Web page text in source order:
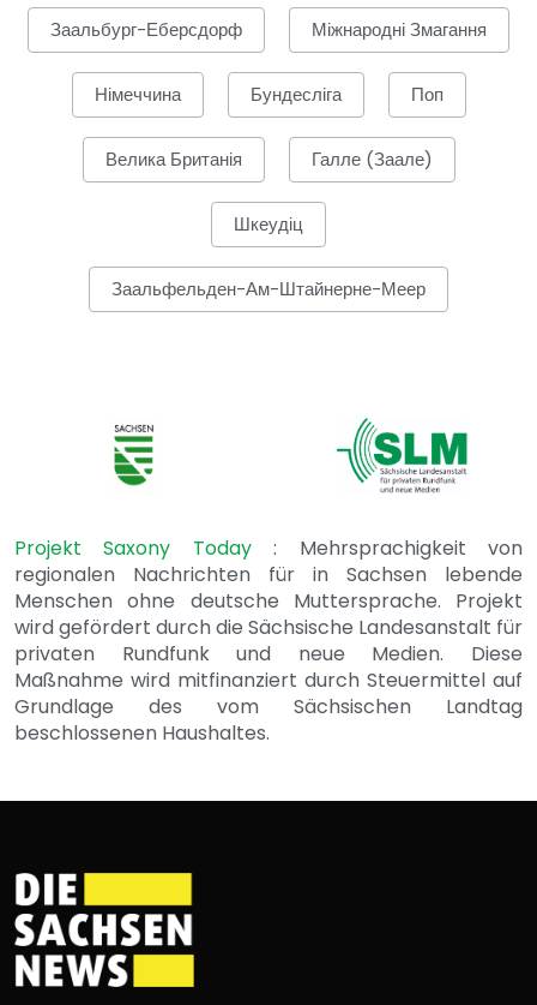
Заальбург-Еберсдорф Міжнародні Змагання
Німеччина Бундесліга Поп
Велика Британія Галле (Заале)
Шкеудіц
Заальфельден-Ам-Штайнерне-Меер
Projekt Saxony Today: Mehrsprachigkeit von
regionalen Nachrichten für in Sachsen lebende
Menschen ohne deutsche Muttersprache. Projekt
wird gefördert durch die Sächsische Landesanstalt für
privaten Rundfunk und neue Medien. Diese
Maßnahme wird mitfinanziert durch Steuermittel auf
Grundlage des vom Sächsischen Landtag
beschlossenen Haushaltes.